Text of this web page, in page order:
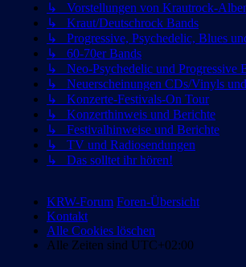
↳ Vorstellungen von Krautrock-
↳ Kraut/Deutschrock Bands
↳ Progressive, Psychedelic, Blues
↳ 60-70er Bands
↳ Neo-Psychedelic und Progressive
↳ Neuerscheinungen CDs/Vinyls
↳ Konzerte-Festivals-On Tour
↳ Konzerthinweis und Berichte
↳ Festivalhinweise und Berichte
↳ TV und Radiosendungen
↳ Das solltet ihr hören!
KRW-Forum Foren-Übersicht
Kontakt
Alle Cookies löschen
Alle Zeiten sind UTC+02:00